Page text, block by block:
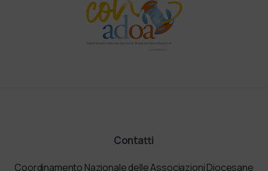
Contatti
Coordinamento Nazionale delle Associazioni Diocesane